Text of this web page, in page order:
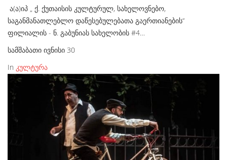
ა(ა)იპ „ ქ. ქუთაისის კულტურულ, სახელოვნებო,
საგანმანათლებლო დაწესებულებათა გაერთიანების“
ფილიალის - ნ. გაბუნიას სახელობის #4…
სამშაბათი ივნისი 30
In კულტურა